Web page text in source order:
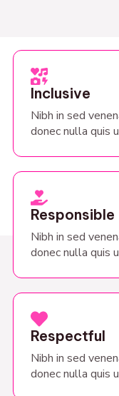
Inclusive
Nibh in sed
donec nulla quis
Responsible
Nibh in sed
donec nulla quis
Respectful
Nibh in sed
donec nulla quis